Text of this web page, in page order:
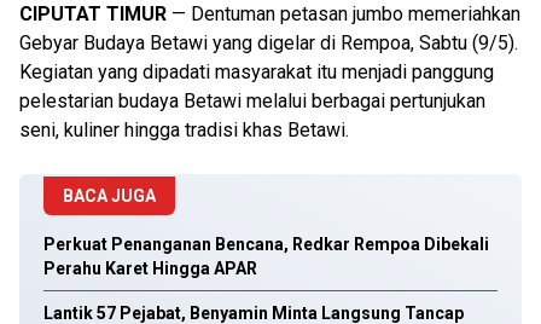
CIPUTAT TIMUR — Dentuman petasan jumbo memeriahkan
Gebyar Budaya Betawi yang digelar di Rempoa, Sabtu (9/5).
Kegiatan yang dipadati masyarakat itu menjadi panggung
pelestarian budaya Betawi melalui berbagai pertunjukan
seni, kuliner hingga tradisi khas Betawi.
BACA JUGA
Perkuat Penanganan Bencana, Redkar Rempoa Dibekali
Perahu Karet Hingga APAR
Lantik 57 Pejabat, Benyamin Minta Langsung Tancap